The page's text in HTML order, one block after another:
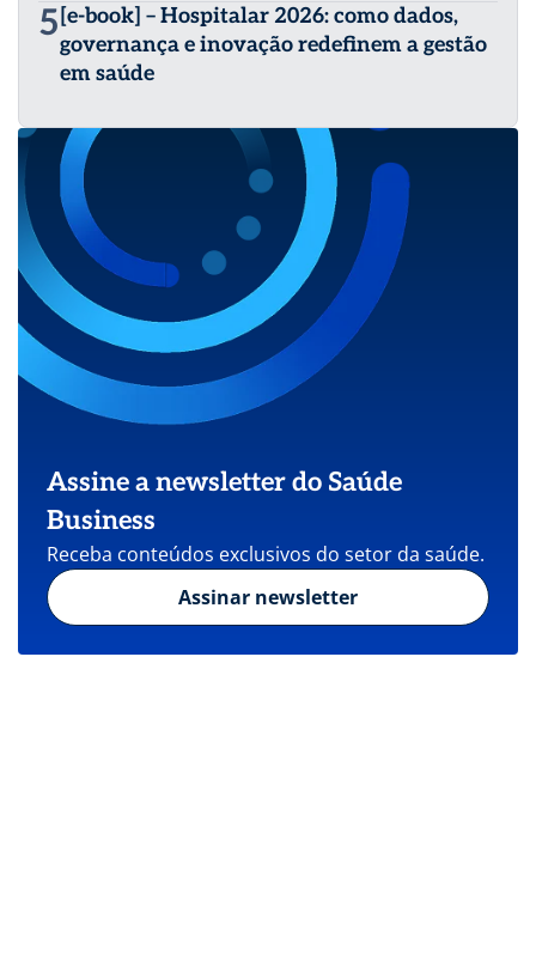
5 [e-book] – Hospitalar 2026: como dados,
governança e inovação redefinem a gestão
em saúde
Assine a newsletter do Saúde
Business
Receba conteúdos exclusivos do setor da saúde.
Assinar newsletter